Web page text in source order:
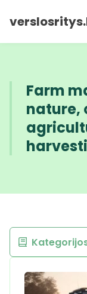
Farm
nature,